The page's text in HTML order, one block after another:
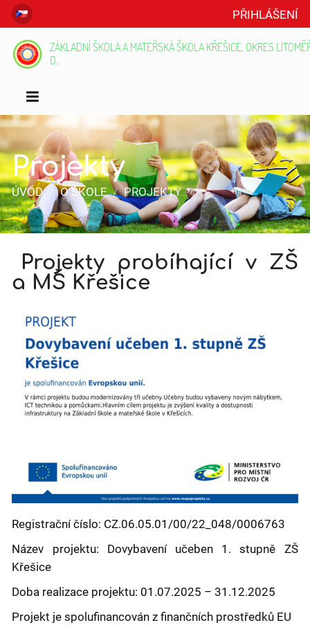
PŘIHLÁŠENÍ
ZÁKLADNÍ ŠKOLA A MATEŘSKÁ ŠKOLA KŘEŠICE, OKRES
O.
Projekty
ÚVOD O ŠKOLE / PROJEKTY
Projekty
Projekty probíhající v ZŠ
a MŠ Křešice
Registrační číslo: CZ.06.05.01/00/22_048/0006763
Název projektu: Dovybavení učeben 1. stupně ZŠ
Křešice
Doba realizace projektu: 01.07.2025 – 31.12.2025
Projekt je spolufinancován z finančních prostředků EU